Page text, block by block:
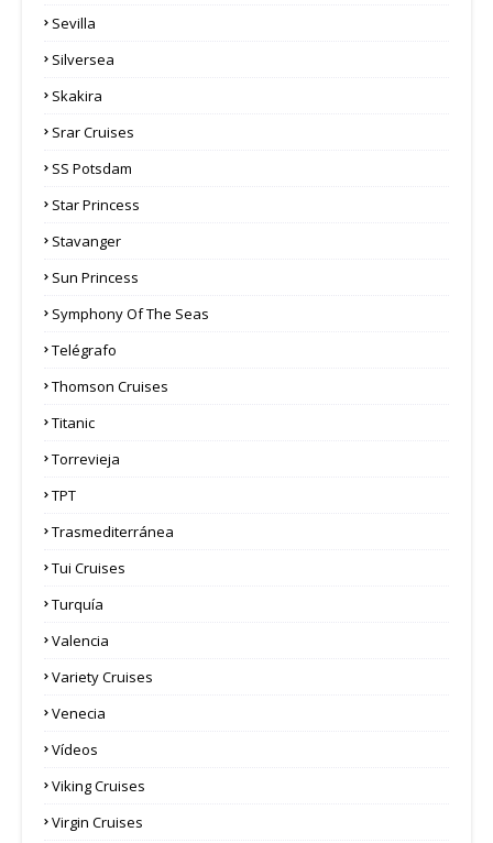
Sevilla
Silversea
Skakira
Srar Cruises
SS Potsdam
Star Princess
Stavanger
Sun Princess
Symphony Of The Seas
Telégrafo
Thomson Cruises
Titanic
Torrevieja
TPT
Trasmediterránea
Tui Cruises
Turquía
Valencia
Variety Cruises
Venecia
Vídeos
Viking Cruises
Virgin Cruises